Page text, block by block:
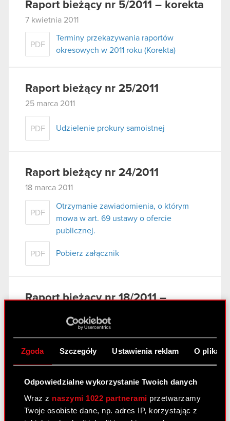
Zgoda Szczegóły Ustawienia reklam O
Odpowiedzialne wykorzystanie Twoich danych
Wraz z naszymi 1022 partnerami przetwarzamy
Twoje osobiste dane, np. adres IP, korzystając z
Raport bieżący nr 5/2011 – korekta
7 kwietnia 2011
PDF
Terminy przekazywania raportów
okresowych w 2011 roku (Korekta)
Raport bieżący nr 25/2011
25 marca 2011
PDF Udzielenie prokury samoistnej
Raport bieżący nr 24/2011
18 marca 2011
PDF
Otrzymanie zawiadomienia, o którym
mowa w art. 69 ustawy o ofercie
publicznej.
PDF Pobierz załącznik
Raport bieżący nr 18/2011 –
17 marca 2011
PDF
(Korekta)